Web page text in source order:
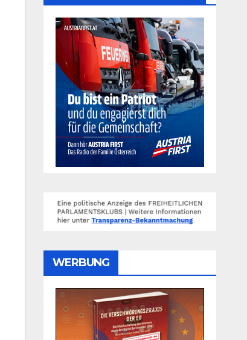
WERBUNG